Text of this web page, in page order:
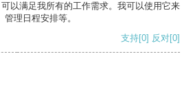
以满足我所有的工作需求。我可以使用它来
理日程安排等。
支持[0] 反对[0]